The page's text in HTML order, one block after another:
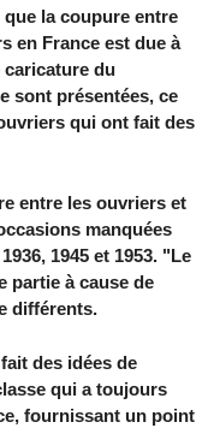
la coupure entre
en France est due à
caricature du
sont présentées, ce
qui ont fait des
entre les ouvriers et
manquées
1945 et 1953. "Le
partie à cause de
différents.
des idées de
qui a toujours
fournissant un point